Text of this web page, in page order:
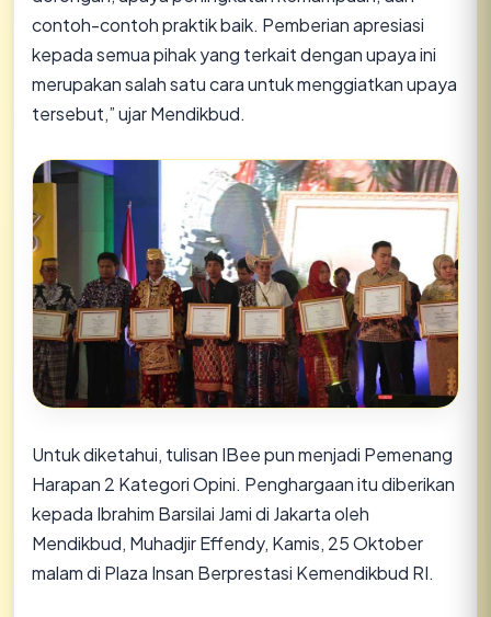
contoh-contoh praktik baik. Pemberian apresiasi
kepada semua pihak yang terkait dengan upaya ini
merupakan salah satu cara untuk menggiatkan upaya
tersebut,” ujar Mendikbud.
Untuk diketahui, tulisan IBee pun menjadi Pemenang
Harapan 2 Kategori Opini. Penghargaan itu diberikan
kepada Ibrahim Barsilai Jami di Jakarta oleh
Mendikbud, Muhadjir Effendy, Kamis, 25 Oktober
malam di Plaza Insan Berprestasi Kemendikbud RI.